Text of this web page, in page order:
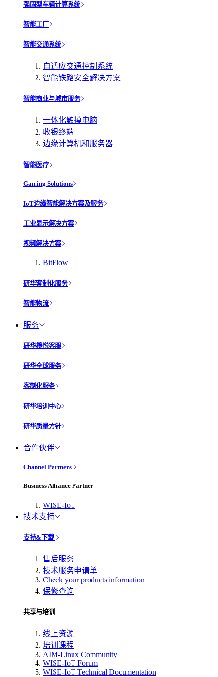
强固型车辆计算系统
智能工厂
智能交通系统
自适应交通控制系统
智能铁路安全解决方案
智能商业与城市服务
一体化触摸电脑
收银终端
边缘计算机和服务器
智能医疗
Gaming Solutions
IoT边缘智能解决方案及服务
工业显示解决方案
视频解决方案
BitFlow
研华客制化服务
智能物流
服务
研华橙悦客服
研华全球服务
客制化服务
研华培训中心
研华质量方针
合作伙伴
Channel Partners
Business Alliance Partner
WISE-IoT
技术支持
支持&下载
售后服务
技术服务申请单
Check your products information
保修查询
共享与培训
线上资源
培训课程
AIM-Linux Community
WISE-IoT Forum
WISE-IoT Technical Documentation